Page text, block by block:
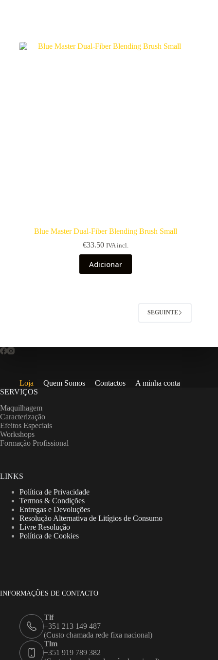
Blue Master Dual-Fiber Blending Brush Small
€33.50 IVA incl.
Adicionar
SEGUINTE
Loja Quem Somos Contactos
A minha conta
SERVIÇOS
Maquilhagem
Caracterização
Efeitos Especiais
Workshops
Formação Profissional
LINKS
Política de Privacidade
Termos & Condições
Entregas e Devoluções
Resolução Alternativa de Litígios de Consumo
Livre Resolução
Política de Cookies
INFORMAÇÕES DE CONTACTO
Tlf
+351 213 149 487
(Custo chamada rede fixa nacional)
Tlm
+351 919 789 382